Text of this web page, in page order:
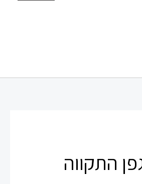
התקווה